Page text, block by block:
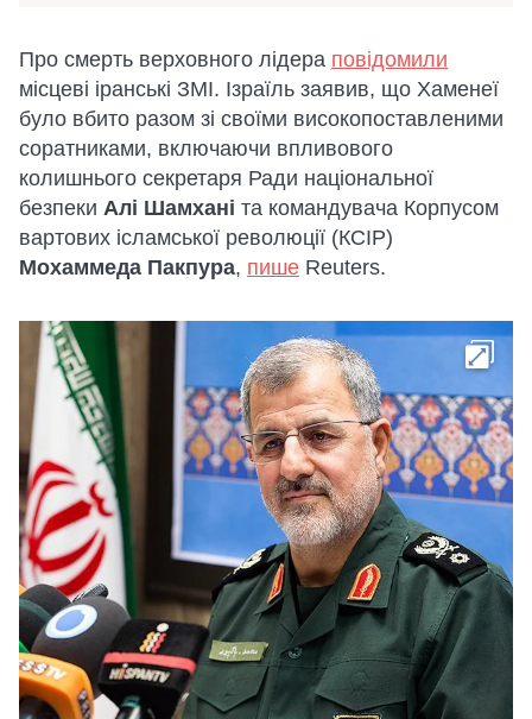
Про смерть верховного лідера повідомили
місцеві іранські ЗМІ. Ізраїль заявив, що Хаменеї
було вбито разом зі своїми високопоставленими
соратниками, включаючи впливового
колишнього секретаря Ради національної
безпеки Алі Шамхані та командувача Корпусом
вартових ісламської революції (КСІР)
Мохаммеда Пакпура, пише Reuters.